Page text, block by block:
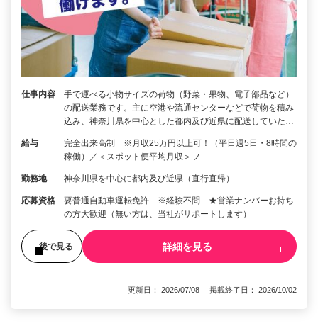
仕事内容
手で運べる小物サイズの荷物（野菜・果物、電子部品など）
の配送業務です。主に空港や流通センターなどで荷物を積み
込み、神奈川県を中心とした都内及び近県に配送していた…
給与
完全出来高制 ※月収25万円以上可！（平日週5日・8時間の
稼働）／＜スポット便平均月収＞フ…
勤務地 神奈川県を中心に都内及び近県（直行直帰）
応募資格
要普通自動車運転免許 ※経験不問 ★営業ナンバーお持ち
の方大歓迎（無い方は、当社がサポートします）
後で見る 詳細を見る
更新日： 2026/07/08 掲載終了日： 2026/10/02